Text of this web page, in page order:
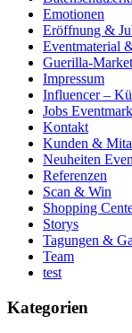
Emotionen
Eröffnung &
Eventmaterial
Guerilla-
Impressum
Influencer –
Jobs
Kontakt
Kunden &
Neuheiten
Referenzen
Scan & Win
Shopping
Storys
Tagungen &
Team
test
Kategorien